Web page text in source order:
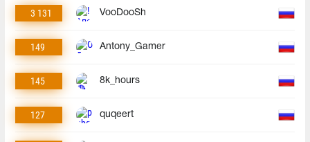
3 131 VooDooSh
149 Antony_Gamer
145 8k_hours
127 quqeert